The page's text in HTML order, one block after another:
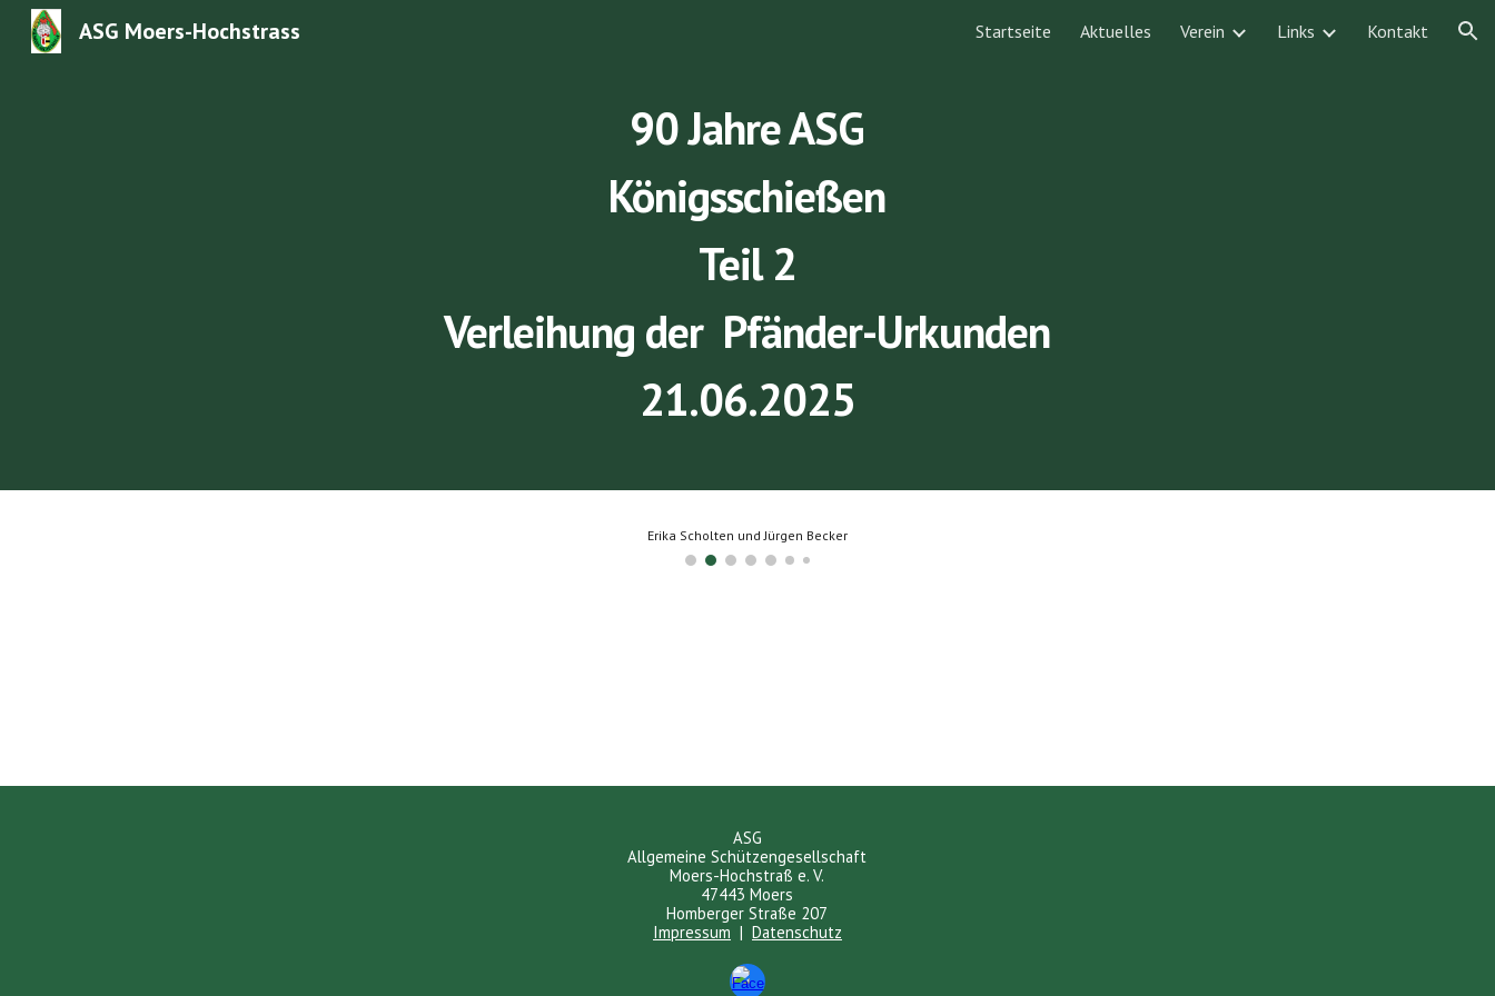
Skip to navigation
ASG Moers-Hochstrass Startseite Aktuelles Verein Links Kontakt
90 Jahre ASG
Königsschießen
Teil 2
Verleihung der Pfänder-Urkunden
21.06.2025
Erika Scholten und Jürgen Becker
ASG
Allgemeine Schützengesellschaft
Moers-Hochstraß e. V.
47443 Moers
Homberger Straße 207
Impressum | Datenschutz